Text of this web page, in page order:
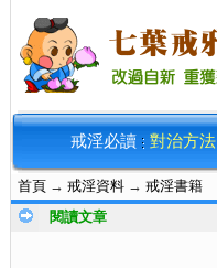
戒淫必讀 對治方法
首頁 → 戒淫資料 → 戒淫書籍
閱讀文章